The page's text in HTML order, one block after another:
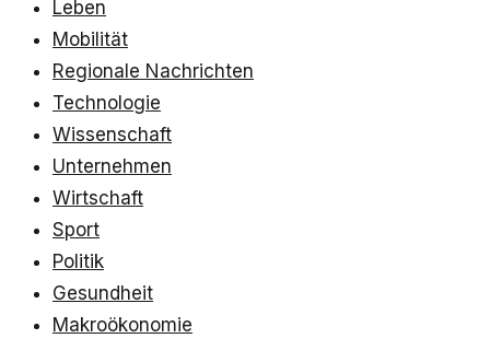
Leben
Mobilität
Regionale Nachrichten
Technologie
Wissenschaft
Unternehmen
Wirtschaft
Sport
Politik
Gesundheit
Makroökonomie